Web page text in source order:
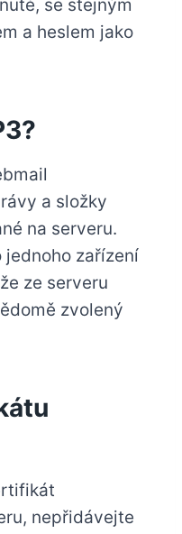
se stejným
a heslem jako
a složky
na serveru.
jednoho zařízení
ze serveru
zvolený
nepřidávejte